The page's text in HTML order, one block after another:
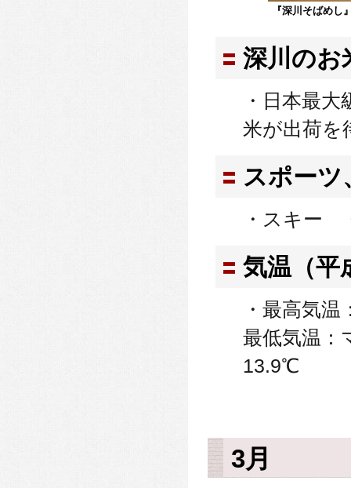
『深川そばめし
深川のお
・日本最
米が出荷
スポーツ
・スキー
気温（平
・最高気
最低気温
13.9℃
3月